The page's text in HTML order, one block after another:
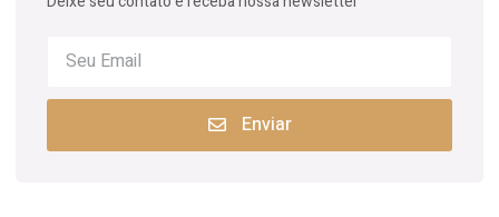
Enviar